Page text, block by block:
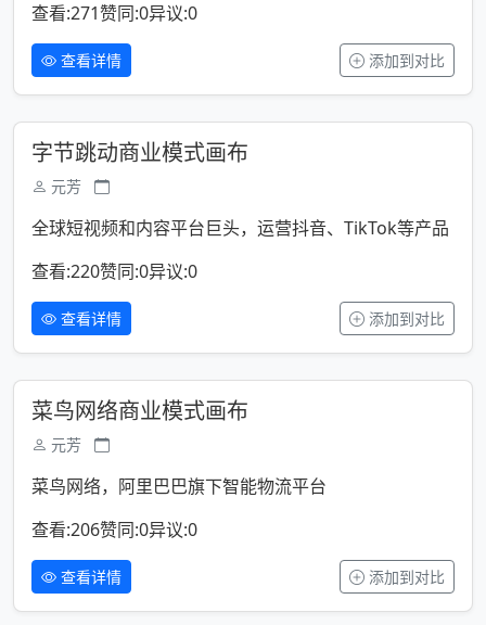
查看:271赞同:0异议:0
查看详情 添加到对比
字节跳动商业模式画布
元芳
全球短视频和内容平台巨头，运营抖音、TikTok等产品
查看:220赞同:0异议:0
查看详情 添加到对比
菜鸟网络商业模式画布
元芳
菜鸟网络，阿里巴巴旗下智能物流平台
查看:206赞同:0异议:0
查看详情 添加到对比